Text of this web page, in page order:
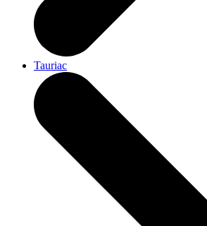
Tauriac